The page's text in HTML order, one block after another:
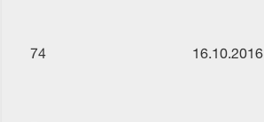
74 16.10.2016